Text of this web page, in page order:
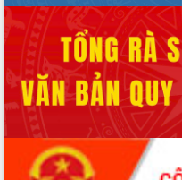
Đắk Lắk phát động hưởng ứng Ngày
Quyền của người tiêu dùng Việt Nam
2026
Đẩy mạnh cải cách hành chính, quyết
tâm đạt được mục tiêu tăng trưởng
hai con số trong năm 2026
Tổ chức trang trọng Lễ hội Đền thờ
Lương Văn Chánh năm 2026
Phó Bí thư Tỉnh ủy Đắk Lắk Đỗ Hữu